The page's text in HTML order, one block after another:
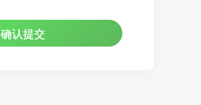
确认提交